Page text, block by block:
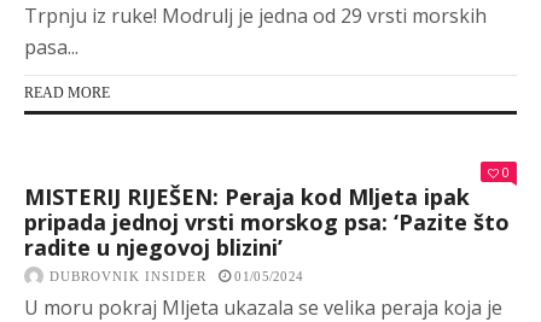
Trpnju iz ruke! Modrulj je jedna od 29 vrsti morskih
pasa...
READ MORE
0
MISTERIJ RIJEŠEN: Peraja kod Mljeta ipak
pripada jednoj vrsti morskog psa: ‘Pazite što
radite u njegovoj blizini’
DUBROVNIK INSIDER 01/05/2024
U moru pokraj Mljeta ukazala se velika peraja koja je